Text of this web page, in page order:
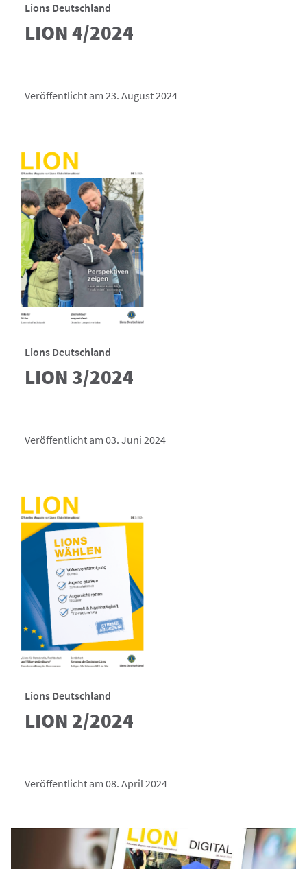
Lions Deutschland
LION 4/2024
Veröffentlicht am 23. August 2024
Lions Deutschland
LION 3/2024
Veröffentlicht am 03. Juni 2024
Lions Deutschland
LION 2/2024
Veröffentlicht am 08. April 2024